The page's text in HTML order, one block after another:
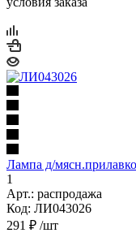
Лампа д/
1
Арт.: распродажа
Код: ЛИ043026
291 ₽ /шт